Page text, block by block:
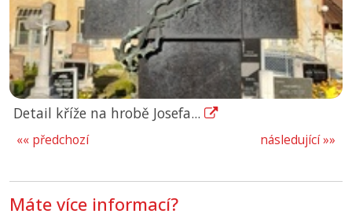
Detail kříže na hrobě Josefa...
následující »»
«« předchozí
Máte více informací?